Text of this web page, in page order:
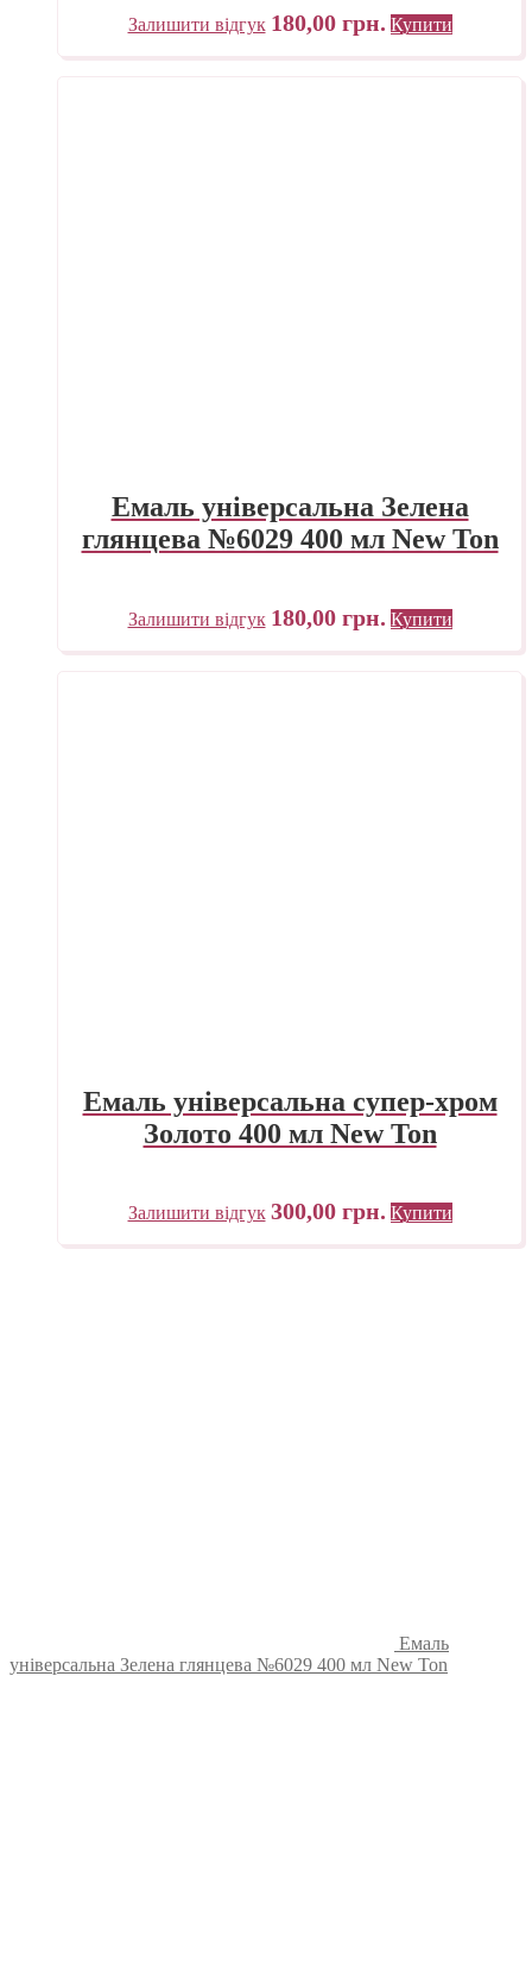
Залишити відгук 180,00 грн. Купити
Емаль універсальна Зелена
глянцева №6029 400 мл New Ton
Залишити відгук 180,00 грн. Купити
Емаль універсальна супер-хром
Золото 400 мл New Ton
Залишити відгук 300,00 грн. Купити
Емаль
універсальна Зелена глянцева №6029 400 мл New Ton